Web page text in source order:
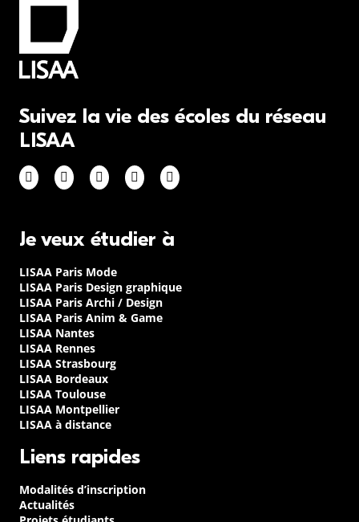
Suivez la vie des écoles du réseau
LISAA
Je veux étudier à
LISAA Paris Mode
LISAA Paris Design graphique
LISAA Paris Archi / Design
LISAA Paris Anim & Game
LISAA Nantes
LISAA Rennes
LISAA Strasbourg
LISAA Bordeaux
LISAA Toulouse
LISAA Montpellier
LISAA à distance
Liens rapides
Modalités d’inscription
Actualités